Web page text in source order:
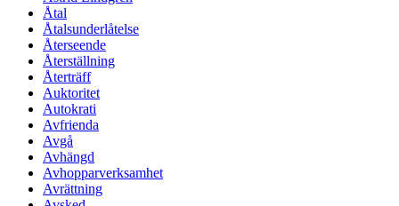
Åtal
Åtalsunderlåtelse
Återseende
Återställning
Återträff
Auktoritet
Autokrati
Avfrienda
Avgå
Avhängd
Avhopparverksamhet
Avrättning